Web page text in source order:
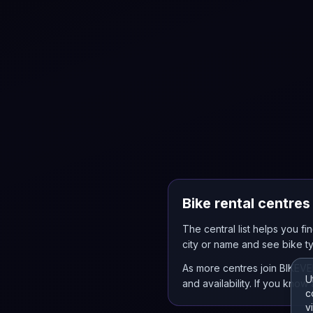
Bike rental centres
The central list helps you
city or name and see bike
As more centres join
and availability. If you know